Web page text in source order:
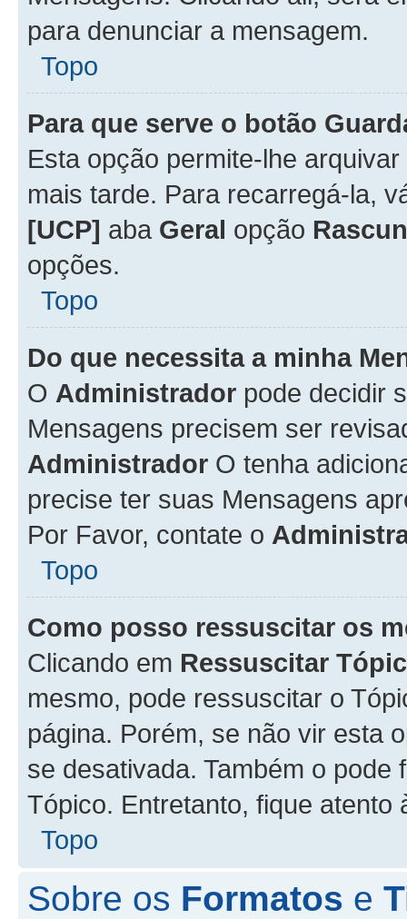
para denunciar a mensagem.
Topo
Para que serve o botão
Esta opção permite-lhe
mais tarde. Para recarregá-la,
[UCP] aba Geral opção
opções.
Topo
Do que necessita a minha
O Administrador pode decidir
Mensagens precisem ser
Administrador O tenha
precise ter suas Mensagens
Por Favor, contate o
Topo
Como posso ressuscitar os
Clicando em Ressuscitar
mesmo, pode ressuscitar o
página. Porém, se não vir esta
se desativada. Também o
Tópico. Entretanto, fique atento
Topo
Sobre os Formatos e